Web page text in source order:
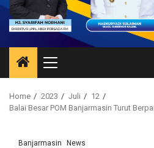
Primary
Menu
Home 2023 Juli
12
Balai Besar POM Banjarmasin Turut
Banjarmasin News